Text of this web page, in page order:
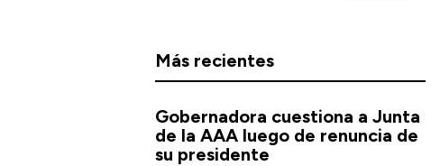
Más recientes
Gobernadora cuestiona a Junta
de la AAA luego de renuncia de
su presidente